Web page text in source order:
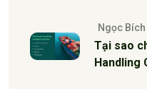
Ngọc Bích
Tại sao
Handling